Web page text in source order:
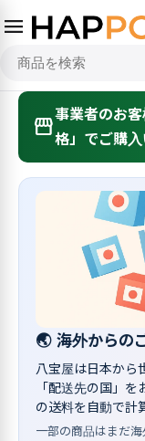
menu
storefront事業者のお
格」でご購
🌏 海外からの
八宝屋は日本から
「配送先の国」
の送料を自動で計
一部の商品はまだ